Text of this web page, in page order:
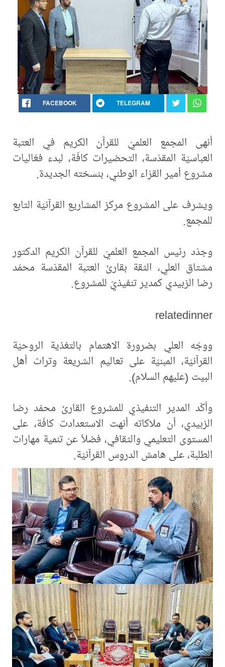
FACEBOOK TELEGRAM
أنهى المجمع العلميّ للقرآن الكريم في العتبة
العباسيّة المقدّسة، التحضيرات كافّة، لبدء فعّاليات
مشروع أمير القرّاء الوطني، بنسخته الجديدة.
ويشرف على المشروع مركز المشاريع القرآنيّة التابع
للمجمع.
وجدّد رئيس المجمع العلميّ للقرآن الكريم الدكتور
مشتاق العلي، الثقة بقارئ العتبة المقدّسة محمّد
رضا الزبيدي كمدير تنفيذيّ للمشروع.
relatedinner
ووجّه العلي بضرورة الاهتمام بالتغذية الروحيّة
القرآنيّة، المبنيّة على تعاليم الشريعة وتراث أهل
البيت (عليهم السلام).
وأكّد المدير التنفيذي للمشروع القارئ محمّد رضا
الزبيدي، أن ملاكاته أنهت الاستعدادت كافّة، على
المستوى التعليمي والثقافي، فضلاً عن تنمية مهارات
الطلبة، على هامش الدروس القرآنيّة.